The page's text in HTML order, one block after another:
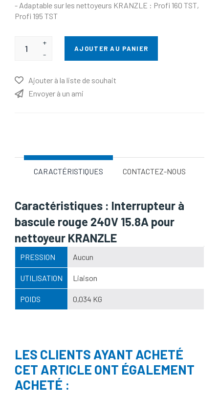
- Adaptable sur les nettoyeurs KRANZLE : Profi 160 TST,
Profi 195 TST
+
-
AJOUTER AU PANIER
Ajouter à la liste de souhait
Envoyer à un ami
CARACTÉRISTIQUES CONTACTEZ-NOUS
Caractéristiques : Interrupteur à
bascule rouge 240V 15.8A pour
nettoyeur KRANZLE
PRESSION Aucun
UTILISATION Liaison
POIDS 0,034 KG
LES CLIENTS AYANT ACHETÉ
CET ARTICLE ONT ÉGALEMENT
ACHETÉ :